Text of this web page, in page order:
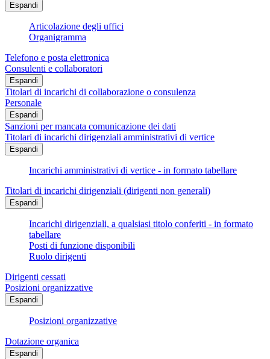
Espandi
Articolazione degli uffici
Organigramma
Telefono e posta elettronica
Consulenti e collaboratori
Espandi
Titolari di incarichi di collaborazione o consulenza
Personale
Espandi
Sanzioni per mancata comunicazione dei dati
Titolari di incarichi dirigenziali amministrativi di vertice
Espandi
Incarichi amministrativi di vertice - in formato tabellare
Titolari di incarichi dirigenziali (dirigenti non generali)
Espandi
Incarichi dirigenziali, a qualsiasi titolo conferiti - in formato
tabellare
Posti di funzione disponibili
Ruolo dirigenti
Dirigenti cessati
Posizioni organizzative
Espandi
Posizioni organizzative
Dotazione organica
Espandi